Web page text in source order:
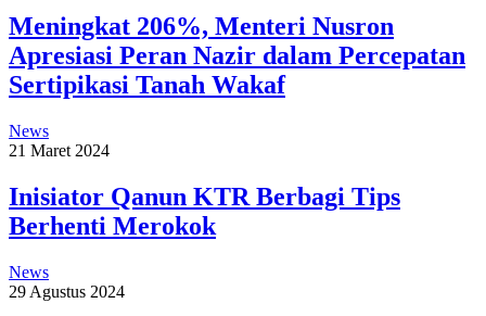
Meningkat 206%, Menteri Nusron
Apresiasi Peran Nazir dalam Percepatan
Sertipikasi Tanah Wakaf
News
21 Maret 2024
Inisiator Qanun KTR Berbagi Tips
Berhenti Merokok
News
29 Agustus 2024